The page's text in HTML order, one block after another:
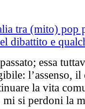
essa
l’assenso, il
la vita
mi si perdoni la